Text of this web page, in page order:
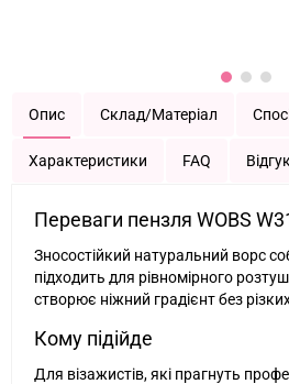
Опис Склад/Матеріал
Характеристики FAQ
Переваги пензля WOBS
Зносостійкий натуральний ворс
підходить для рівномірного
створює ніжний градієнт без
Кому підійде
Для візажистів, які прагнуть